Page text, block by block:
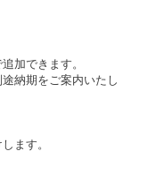
加できます。
納期をご案内いたし
ます。